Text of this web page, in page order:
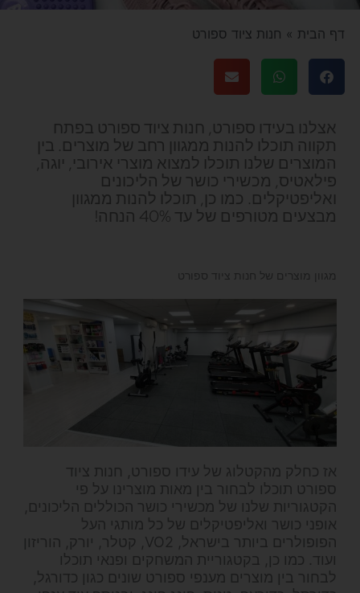
דף הבית » חנות ציוד ספורט
אצלנו בעידו ספורט, חנות ציוד ספורט בפתח
תקווה תוכלו להנות ממגוון רחב של מוצרים. בין
המוצרים שלנו תוכלו למצוא מוצרי אירובי, יוגה,
פילאטיס, מכשירי כושר של הליכונים
ואליפטיקלים. כמו כן, תוכלו להנות ממגוון
מבצעים מטורפים של עד 40% הנחה!
מגוון מוצרים של חנות ציוד ספורט
אז כחלק מהקטלוג של עידו ספורט, חנות ציוד
ספורט תוכלו לבחור בין מאות מוצרינו על פי
הקטגוריות שלנו של מכשירי כושר הכוללים הליכונים,
אופני כושר ואליפטיקלים של כל מותגי העל
הפופולרים ביותר בישראל, VO2, קטלר, יורק, הוריזון
ועוד. כמו כן, בקטגוריית המשחקים ופנאי תוכלו
לבחור בין מוצרים מענפי ספורט שונים כגון כדורגל,